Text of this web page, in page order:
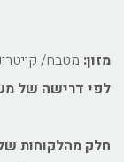
מזון: מטבח/
לפי דרישה של
חלק מהלקוחות